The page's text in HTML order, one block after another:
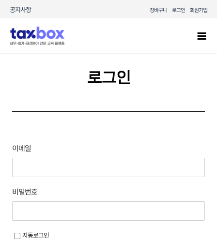
콘텐츠로
공지사항 장바구니 로그인 회원가입
로그인
이메일
비밀번호
자동로그인